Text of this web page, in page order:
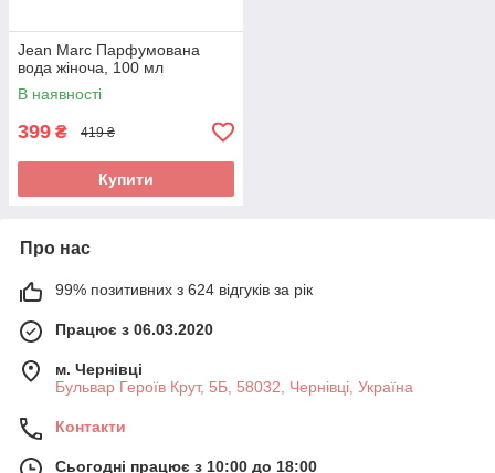
Jean Marc Парфумована
вода жіноча, 100 мл
В наявності
399 ₴ 419 ₴
Купити
Про нас
99% позитивних з 624 відгуків за рік
Працює з 06.03.2020
м. Чернівці
Бульвар Героїв Крут, 5Б, 58032, Чернівці, Україна
Контакти
Сьогодні працює з 10:00 до 18:00